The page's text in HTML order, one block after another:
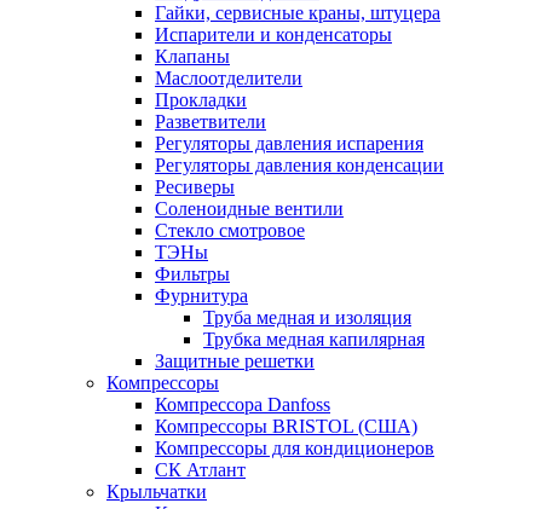
Гайки, сервисные краны, штуцера
Испарители и конденсаторы
Клапаны
Маслоотделители
Прокладки
Разветвители
Регуляторы давления испарения
Регуляторы давления конденсации
Ресиверы
Соленоидные вентили
Стекло смотровое
ТЭНы
Фильтры
Фурнитура
Труба медная и изоляция
Трубка медная капилярная
Защитные решетки
Компрессоры
Компрессора Danfoss
Компрессоры BRISTOL (США)
Компрессоры для кондиционеров
СК Атлант
Крыльчатки